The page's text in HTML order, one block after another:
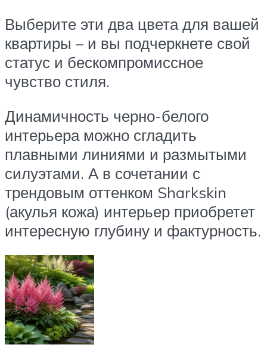
Выберите эти два цвета для вашей
квартиры – и вы подчеркнете свой
статус и бескомпромиссное
чувство стиля.
Динамичность черно-белого
интерьера можно сгладить
плавными линиями и размытыми
силуэтами. А в сочетании с
трендовым оттенком Sharkskin
(акулья кожа) интерьер приобретет
интересную глубину и фактурность.